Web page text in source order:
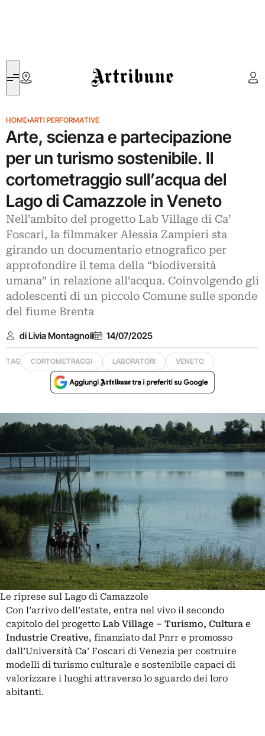
Artribune
HOME›ARTI PERFORMATIVE
Arte, scienza e partecipazione
per un turismo sostenibile. Il
cortometraggio sull’acqua del
Lago di Camazzole in Veneto
Nell’ambito del progetto Lab Village di Ca’
Foscari, la filmmaker Alessia Zampieri sta
girando un documentario etnografico per
approfondire il tema della “biodiversità
umana” in relazione all’acqua. Coinvolgendo gli
adolescenti di un piccolo Comune sulle sponde
del fiume Brenta
di Livia Montagnoli 14/07/2025
TAG CORTOMETRAGGI LABORATORI VENETO
Le riprese sul Lago di Camazzole
Con l’arrivo dell’estate, entra nel vivo il secondo
capitolo del progetto Lab Village – Turismo, Cultura e
Industrie Creative, finanziato dal Pnrr e promosso
dall’Università Ca’ Foscari di Venezia per costruire
modelli di turismo culturale e sostenibile capaci di
valorizzare i luoghi attraverso lo sguardo dei loro
abitanti.